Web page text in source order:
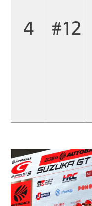
4 #12